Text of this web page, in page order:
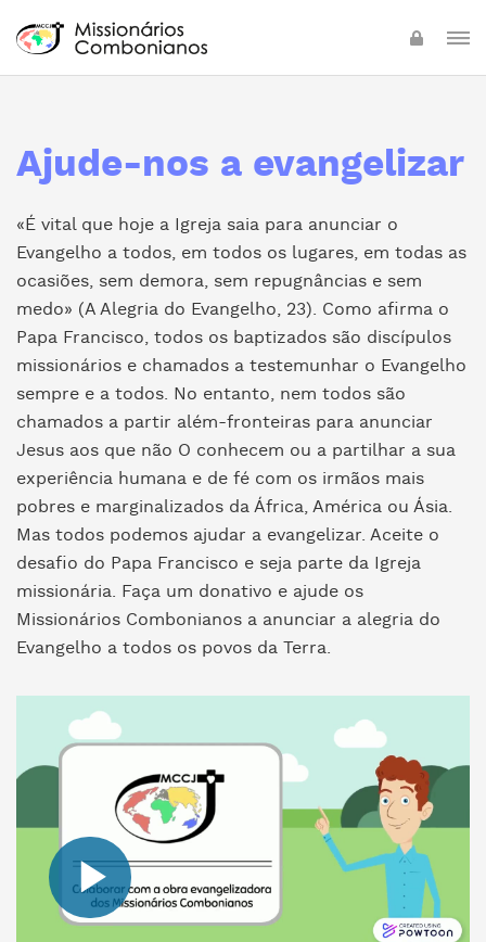
Ajude-nos a evangelizar
«É vital que hoje a Igreja saia para anunciar o
Evangelho a todos, em todos os lugares, em todas as
ocasiões, sem demora, sem repugnâncias e sem
medo» (A Alegria do Evangelho, 23). Como afirma o
Papa Francisco, todos os baptizados são discípulos
missionários e chamados a testemunhar o Evangelho
sempre e a todos. No entanto, nem todos são
chamados a partir além-fronteiras para anunciar
Jesus aos que não O conhecem ou a partilhar a sua
experiência humana e de fé com os irmãos mais
pobres e marginalizados da África, América ou Ásia.
Mas todos podemos ajudar a evangelizar. Aceite o
desafio do Papa Francisco e seja parte da Igreja
missionária. Faça um donativo e ajude os
Missionários Combonianos a anunciar a alegria do
Evangelho a todos os povos da Terra.